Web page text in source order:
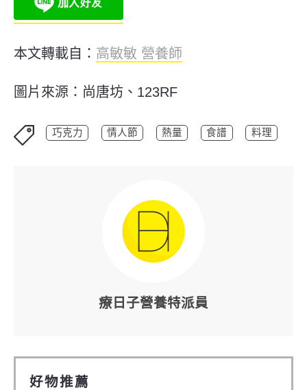
本文轉載自： 高敏敏 營養師
圖片來源：尚唐坊、123RF
巧克力 情人節 熱量 食譜 料理
療日子營養特派員
好物推薦